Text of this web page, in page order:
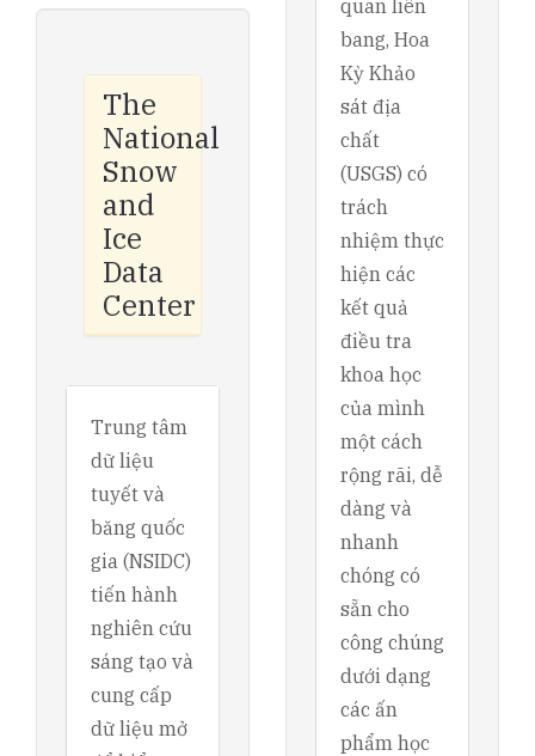
The
National
Snow
and
Ice
Data
Center
Trung tâm
dữ liệu
tuyết và
băng quốc
gia (NSIDC)
tiến hành
nghiên cứu
sáng tạo và
cung cấp
dữ liệu mở
quan liên
bang, Hoa
Kỳ Khảo
sát địa
chất
(USGS) có
trách
nhiệm thực
hiện các
kết quả
điều tra
khoa học
của mình
một cách
rộng rãi, dễ
dàng và
nhanh
chóng có
sẵn cho
công chúng
dưới dạng
các ấn
phẩm học